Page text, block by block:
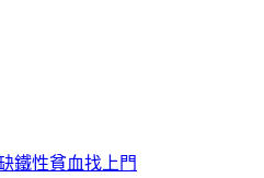
鐵性貧血找上門